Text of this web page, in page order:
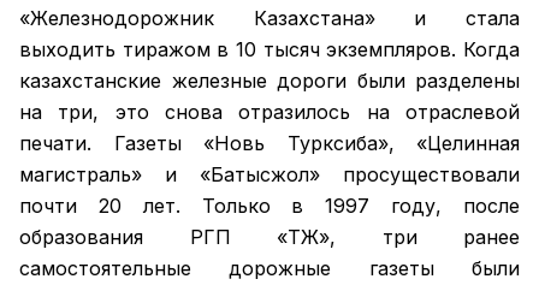
«Железнодорожник Казахстана» и стала
выходить тиражом в 10 тысяч экземпляров. Когда
казахстанские железные дороги были разделены
на три, это снова отразилось на отраслевой
печати. Газеты «Новь Турксиба», «Целинная
магистраль» и «Батысжол» просуществовали
почти 20 лет. Только в 1997 году, после
образования РГП «ҚТЖ», три ранее
самостоятельные дорожные газеты были